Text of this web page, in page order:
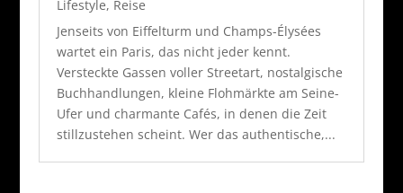
Lifestyle, Reise
Jenseits von Eiffelturm und Champs-Élysées
wartet ein Paris, das nicht jeder kennt.
Versteckte Gassen voller Streetart, nostalgische
Buchhandlungen, kleine Flohmärkte am Seine-
Ufer und charmante Cafés, in denen die Zeit
stillzustehen scheint. Wer das authentische,...